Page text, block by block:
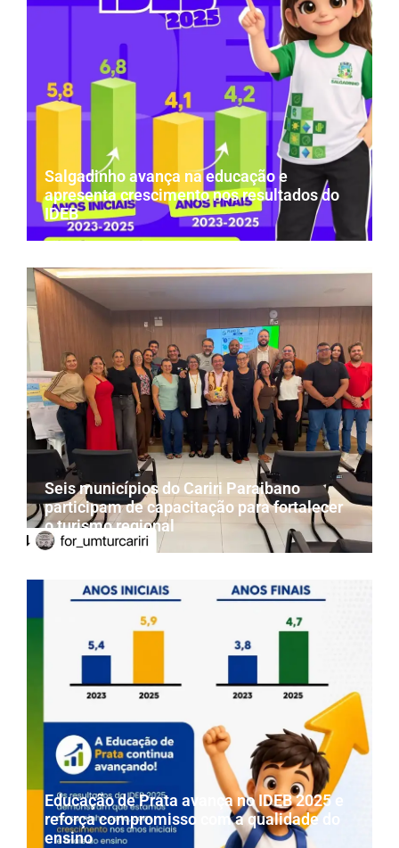
Salgadinho avança na educação e
apresenta crescimento nos resultados do
IDEB
Seis municípios do Cariri Paraibano
participam de capacitação para fortalecer
o turismo regional
Educação de Prata avança no IDEB 2025 e
reforça compromisso com a qualidade do
ensino